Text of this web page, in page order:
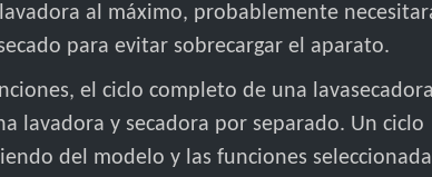
al máximo, probablemente
para evitar sobrecargar el aparato.
el ciclo completo de una lavasecadora
lavadora y secadora por separado. Un ciclo
del modelo y las funciones